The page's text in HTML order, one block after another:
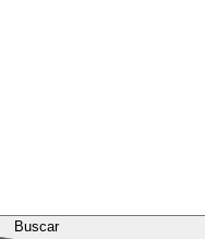
Buscar